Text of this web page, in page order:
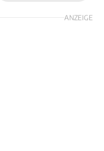
ANZEIGE